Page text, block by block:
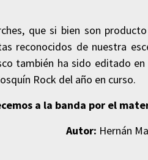
que si bien son
reconocidos de nuestra
también ha sido editado en
Rock del año en curso.
a la banda por el
Autor: Hernán